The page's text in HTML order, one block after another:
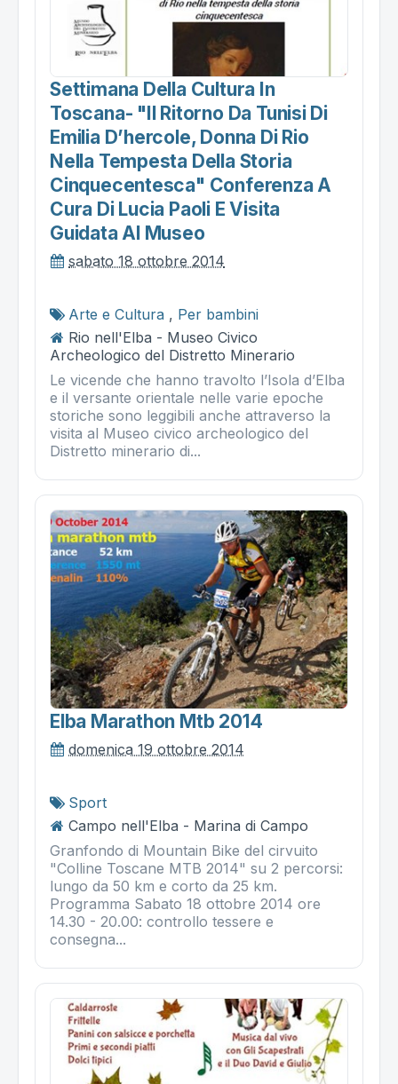
Settimana Della Cultura In
Toscana- "il Ritorno Da Tunisi Di
Emilia D’hercole, Donna Di Rio
Nella Tempesta Della Storia
Cinquecentesca" Conferenza A
Cura Di Lucia Paoli E Visita
Guidata Al Museo
sabato 18 ottobre 2014
Arte e Cultura , Per bambini
Rio nell'Elba - Museo Civico
Archeologico del Distretto Minerario
Le vicende che hanno travolto l’Isola d’Elba
e il versante orientale nelle varie epoche
storiche sono leggibili anche attraverso la
visita al Museo civico archeologico del
Distretto minerario di...
Elba Marathon Mtb 2014
domenica 19 ottobre 2014
Sport
Campo nell'Elba - Marina di Campo
Granfondo di Mountain Bike del cirvuito
"Colline Toscane MTB 2014" su 2 percorsi:
lungo da 50 km e corto da 25 km.
Programma Sabato 18 ottobre 2014 ore
14.30 - 20.00: controllo tessere e
consegna...